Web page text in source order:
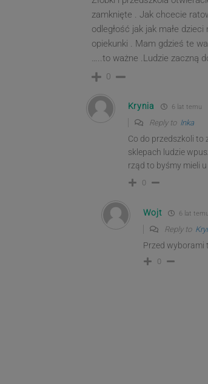
zamknięte . Jak chcecie
odległość jak jak małe
opiekunki . Mam gdzieś te
…..to ważne .Ludzie zaczną
0
Krynia 6 lat temu
Reply to Inka
Co do przedszkoli to
sklepach ludzie
rząd to byśmy mieli
0
Wojt 6 lat temu
Reply to
Przed wyborami
0